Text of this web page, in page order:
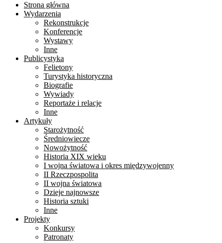
Strona główna
Wydarzenia
Rekonstrukcje
Konferencje
Wystawy
Inne
Publicystyka
Felietony
Turystyka historyczna
Biografie
Wywiady
Reportaże i relacje
Inne
Artykuły
Starożytność
Średniowiecze
Nowożytność
Historia XIX wieku
I wojna światowa i okres międzywojenny
II Rzeczpospolita
II wojna światowa
Dzieje najnowsze
Historia sztuki
Inne
Projekty
Konkursy
Patronaty